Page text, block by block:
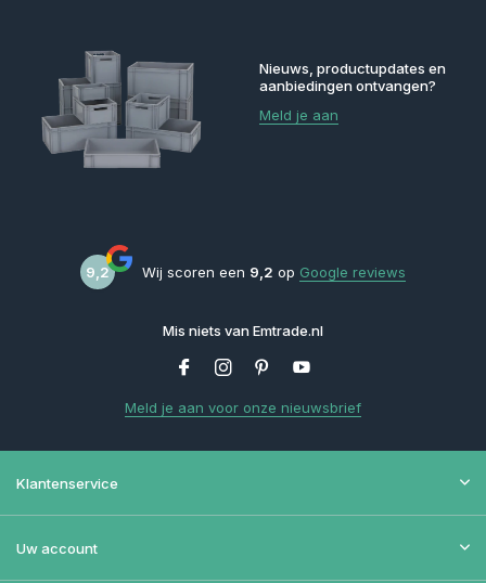
Nieuws, productupdates en
aanbiedingen ontvangen?
Meld je aan
9,2 Wij scoren een 9,2 op Google reviews
Mis niets van Emtrade.nl
Meld je aan voor onze nieuwsbrief
Klantenservice
Uw account